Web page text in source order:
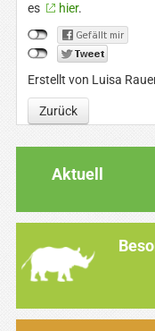
es
hier.
Erstellt von Luisa
Zurück
Aktuell